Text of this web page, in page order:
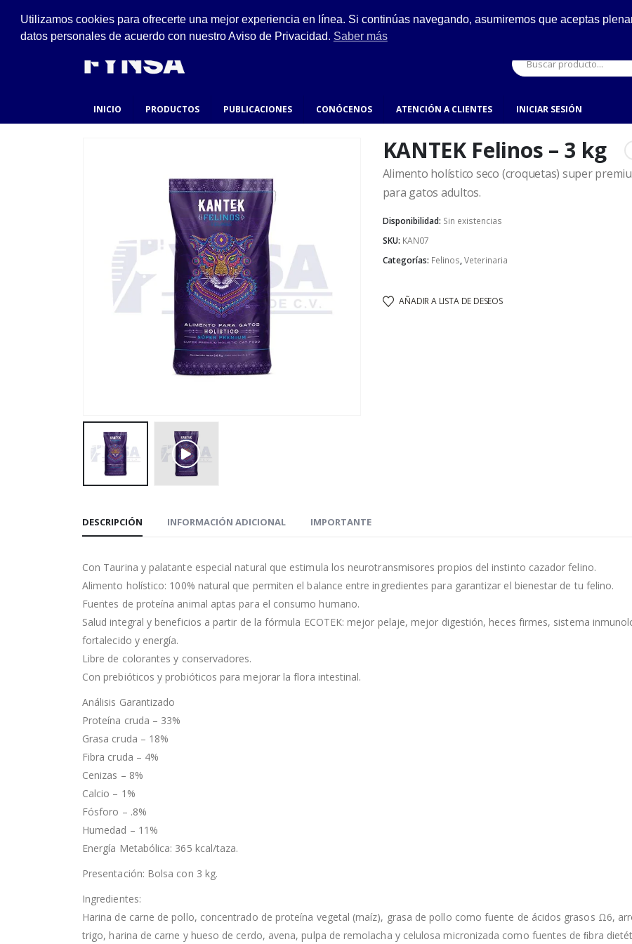
Ejido #94, San Felipe de Jesús, Gustavo A. Madero. hola@fynsa.mx
INICIO PRODUCTOS PUBLICACIONES CONÓCENOS ATENCIÓN A CLIENTES INICIAR SESIÓN
KANTEK Felinos – 3 kg
Alimento holístico seco (croquetas) super
para gatos adultos.
Disponibilidad: Sin existencias
SKU: KAN07
Categorías: Felinos,Veterinaria
AÑADIR A LISTA DE DESEOS
DESCRIPCIÓN INFORMACIÓN ADICIONAL IMPORTANTE
Con Taurina y palatante especial natural que estimula los neurotransmisores propios del instinto cazador felino.
Alimento holístico: 100% natural que permiten el balance entre ingredientes para garantizar el bienestar de tu felino.
Fuentes de proteína animal aptas para el consumo humano.
Salud integral y beneficios a partir de la fórmula ECOTEK: mejor pelaje, mejor digestión, heces firmes, sistema
fortalecido y energía.
Libre de colorantes y conservadores.
Con prebióticos y probióticos para mejorar la flora intestinal.
Análisis Garantizado
Proteína cruda – 33%
Grasa cruda – 18%
Fibra cruda – 4%
Cenizas – 8%
Calcio – 1%
Fósforo – .8%
Humedad – 11%
Energía Metabólica: 365 kcal/taza.
Presentación: Bolsa con 3 kg.
Ingredientes:
Harina de carne de pollo, concentrado de proteína vegetal (maíz), grasa de pollo como fuente de ácidos grasos Ω6,
trigo, harina de carne y hueso de cerdo, avena, pulpa de remolacha y celulosa micronizada como fuentes de ﬁbra
Utilizamos cookies para ofrecerte una mejor experiencia en línea. Si continúas navegando, asumiremos que aceptas
datos personales de acuerdo con nuestro Aviso de Privacidad. Saber más